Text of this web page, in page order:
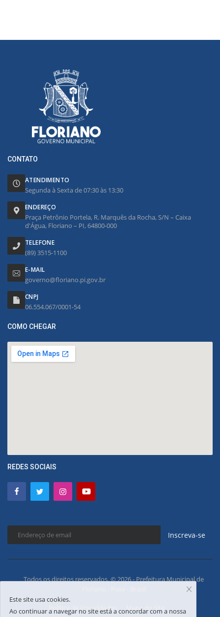
CONTATO
ATENDIMENTO
Segunda à Sexta de 07:30 às 13:30
ENDEREÇO
Praça Petrônio Portela, R. Marquês da Rocha, S/N – Caixa
d'Água, Floriano – PI, 64800-000
TELEFONE
(89) 3515-1100
E-MAIL
governo@floriano.pi.gov.br
CNPJ
06.554.067/0001-54
COMO CHEGAR
REDES SOCIAIS
Inscreva-se
Todos os direitos reservados. © 2026 - Prefeitura Municipal de
Política de Privacidades Mapa do Site
Este site usa cookies.
Ao continuar a navegar no site está a concordar com a nossa